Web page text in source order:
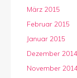
März 2015
Februar 2015
Januar 2015
Dezember 2014
November